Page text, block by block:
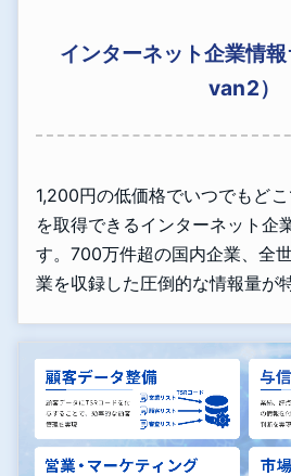
インターネット企業情
van2）
1,200円の低価格でいつでもど
を取得できるインターネット企
す。700万件超の国内企業、全
業を収録した圧倒的な情報量が